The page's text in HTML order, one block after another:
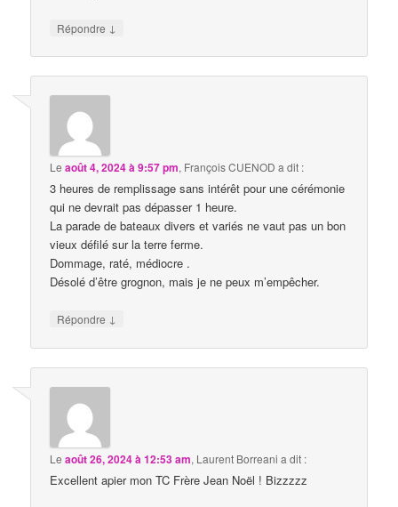
Répondre ↓
Leaoût 4, 2024 à 9:57 pm, François CUENOD a dit :
3 heures de remplissage sans intérêt pour une cérémonie
qui ne devrait pas dépasser 1 heure.
La parade de bateaux divers et variés ne vaut pas un bon
vieux défilé sur la terre ferme.
Dommage, raté, médiocre .
Désolé d’être grognon, mais je ne peux m’empêcher.
Répondre ↓
Leaoût 26, 2024 à 12:53 am, Laurent Borreani a dit :
Excellent apier mon TC Frère Jean Noël ! Bizzzzz